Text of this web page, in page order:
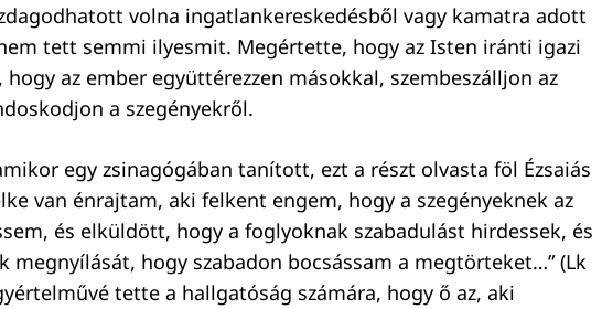
volna ingatlankereskedésből vagy kamatra adott
tett semmi ilyesmit. Megértette, hogy az Isten iránti igazi
az ember együttérezzen másokkal, szembeszálljon az
a szegényekről.
egy zsinagógában tanított, ezt a részt olvasta föl Ézsaiás
van énrajtam, aki felkent engem, hogy a szegényeknek az
és elküldött, hogy a foglyoknak szabadulást hirdessek, és
megnyílását, hogy szabadon bocsássam a megtörteket…” (Lk
tette a hallgatóság számára, hogy ő az, aki